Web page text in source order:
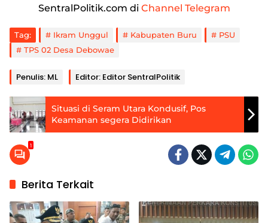
SentralPolitik.com di Channel Telegram
Tag: Ikram Unggul Kabupaten Buru
PSU
TPS 02 Desa Debowae
Penulis: ML Editor: Editor SentralPolitik
Situasi di Seram Utara Kondusif, Pos
Keamanan segera Didirikan
1
Berita Terkait